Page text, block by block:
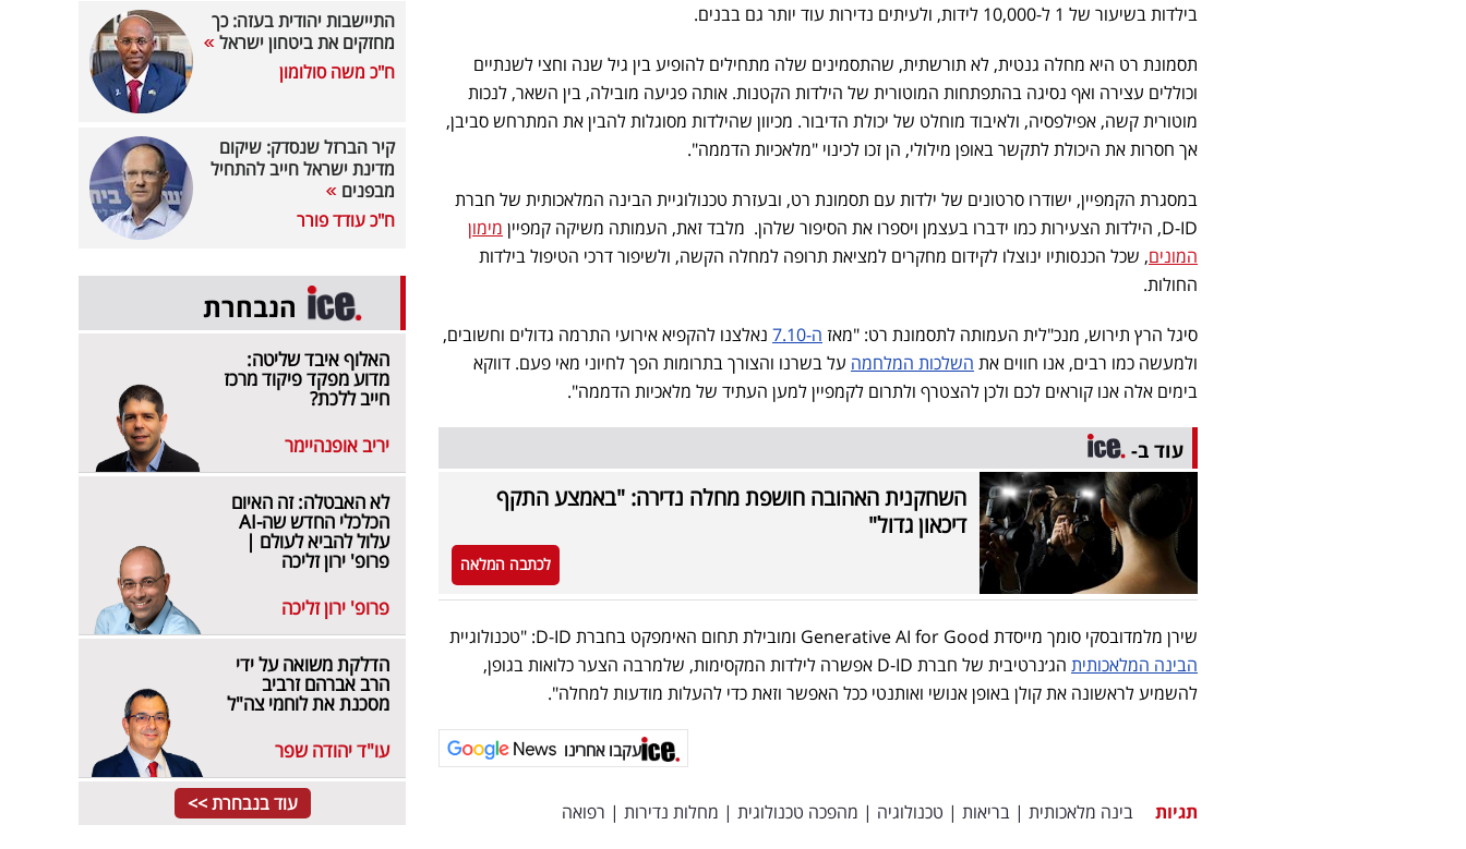
בילדות בשיעור של 1 ל-10,000 לידות, ולעיתים נדירות עוד יותר גם בבנים.
תסמונת רט היא מחלה גנטית, לא תורשתית, שהתסמינים שלה מתחילים להופיע בין גיל שנה וחצי לשנתיים
וכוללים עצירה ואף נסיגה בהתפתחות המוטורית של הילדות הקטנות. אותה פגיעה מובילה, בין השאר, לנכות
מוטורית קשה, אפילפסיה, ולאיבוד מוחלט של יכולת הדיבור. מכיוון שהילדות מסוגלות להבין את המתרחש סביבן,
אך חסרות את היכולת לתקשר באופן מילולי, הן זכו לכינוי "מלאכיות הדממה".
במסגרת הקמפיין, ישודרו סרטונים של ילדות עם תסמונת רט, ובעזרת טכנולוגיית הבינה המלאכותית של חברת
D-ID, הילדות הצעירות כמו ידברו בעצמן ויספרו את הסיפור שלהן. מלבד זאת, העמותה משיקה קמפיין
מימון
המונים, שכל הכנסותיו ינוצלו לקידום מחקרים למציאת תרופה למחלה הקשה, ולשיפור דרכי הטיפול בילדות
החולות.
סיגל הרץ תירוש, מנכ"לית העמותה לתסמונת רט: "מאז ה-7.10
נאלצנו להקפיא אירועי התרמה גדולים וחשובים,
ולמעשה כמו רבים, אנו חווים את השלכות המלחמה על בשרנו והצורך בתרומות הפך לחיוני מאי פעם. דווקא
בימים אלה אנו קוראים לכם ולכן להצטרף ולתרום לקמפיין למען העתיד של מלאכיות הדממה".
עוד ב-
השחקנית האהובה חושפת מחלה נדירה: "באמצע התקף
דיכאון גדול"
לכתבה המלאה
שירן מלמדובסקי סומך מייסדת Generative AI for Good ומובילת תחום האימפקט בחברת D-ID: "טכנולוגיית
הבינה המלאכותית
הג׳נרטיבית של חברת D-ID אפשרה לילדות המקסימות, שלמרבה הצער כלואות בגופן,
להשמיע לראשונה את קולן באופן אנושי ואותנטי ככל האפשר וזאת כדי להעלות מודעות למחלה".
עקבו אחרינו
תגיות בינה מלאכותית | בריאות | טכנולוגיה | מהפכה טכנולוגית | מחלות נדירות | רפואה
התיישבות יהודית בעזה: כך
מחזקים את ביטחון ישראל
ח"כ משה סולומון
קיר הברזל שנסדק: שיקום
מדינת ישראל חייב להתחיל
מבפנים
ח"כ עודד פורר
הנבחרת
האלוף איבד שליטה:
מדוע מפקד פיקוד מרכז
חייב ללכת?
יריב אופנהיימר
לא האבטלה: זה האיום
הכלכלי החדש שה-AI
עלול להביא לעולם |
פרופ' ירון זליכה
פרופ' ירון זליכה
הדלקת משואה על ידי
הרב אברהם זרביב
מסכנת את לוחמי צה"ל
עו"ד יהודה שפר
עוד בנבחרת >>